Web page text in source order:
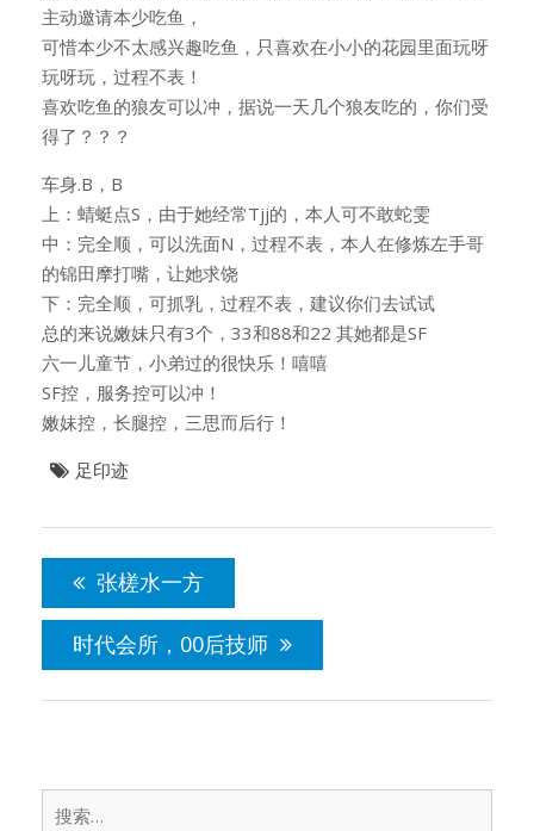
主动邀请本少吃鱼，
可惜本少不太感兴趣吃鱼，只喜欢在小小的花园里面玩呀
玩呀玩，过程不表！
喜欢吃鱼的狼友可以冲，据说一天几个狼友吃的，你们受
得了？？？
车身.B，B
上：蜻蜓点S，由于她经常Tjj的，本人可不敢蛇雯
中：完全顺，可以洗面N，过程不表，本人在修炼左手哥
的锦田摩打嘴，让她求饶
下：完全顺，可抓乳，过程不表，建议你们去试试
总的来说嫩妹只有3个，33和88和22 其她都是SF
六一儿童节，小弟过的很快乐！嘻嘻
SF控，服务控可以冲！
嫩妹控，长腿控，三思而后行！
足印迹
导
航
张槎水一方
时代会所，00后技师